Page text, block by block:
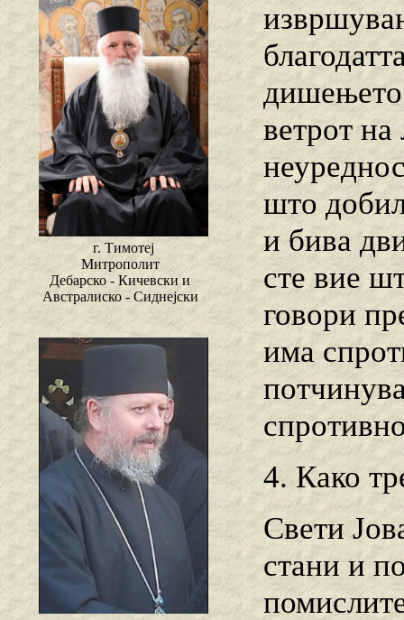
г. Тимотеј
Митрополит
Дебарско - Кичевски и
Австралиско - Сиднејски
дишењето
ветрот
што
и бива
сте вие
говори
има
4. Како
Свети
стани и